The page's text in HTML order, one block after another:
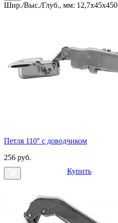
Шир./Выс./Глуб., мм: 12,7x45x450
Петля 110° с доводчиком
256 руб.
Купить